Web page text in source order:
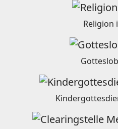
Religion